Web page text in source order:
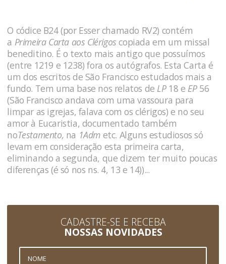
O códice B24 (por Esser chamado RV2) contém
a Primeira Carta aos Clérigoscopiada em um missal
beneditino. É o texto mais antigo que possuímos
(entre 1219 e 1238) fora os autógrafos. Esta Carta é
um dos escritos de São Francisco estudados mais a
fundo. Tem uma base nos relatos de LP 18 e EP 56
(São Francisco andava com uma vassoura para
limpar as igrejas, falava com os clérigos) e no seu
amor à Eucaristia, documentado também
noTestamento, na 1Adm etc. Alguns estudiosos só
levam em consideração esta primeira carta,
eliminando a segunda, que dizem ter muito poucas
diferenças (é só nos ns. 4, 13 e 14))...
CADASTRE-SE E RECEBA
NOSSAS NOVIDADES